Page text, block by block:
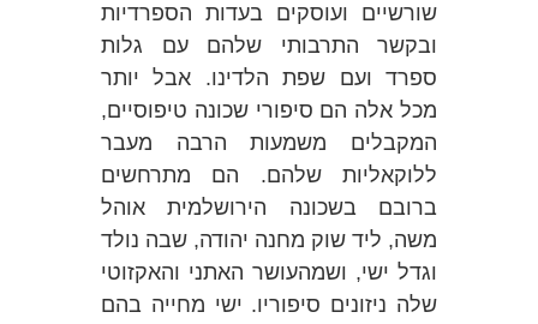
שורשיים ועוסקים בעדות הספרדיות
ובקשר התרבותי שלהם עם גלות
ספרד ועם שפת הלדינו. אבל יותר
מכל אלה הם סיפורי שכונה טיפוסיים,
המקבלים משמעות הרבה מעבר
ללוקאליות שלהם. הם מתרחשים
ברובם בשכונה הירושלמית אוהל
משה, ליד שוק מחנה יהודה, שבה נולד
וגדל ישי, ושמהעושר האתני והאקזוטי
שלה ניזונים סיפוריו. ישי מחייה בהם